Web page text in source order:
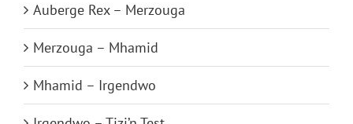
Auberge Rex – Merzouga
Merzouga – Mhamid
Mhamid – Irgendwo